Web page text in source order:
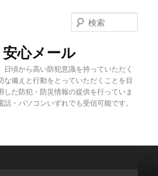
心メール
頃から高い防犯意識を持っていただく
な備えと行動をとっていただくことを目
した防犯・防災情報の提供を行っていま
・パソコンいずれでも受信可能です。
索